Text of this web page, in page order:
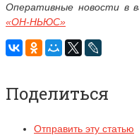
Оперативные новости в
«ОН-НЬЮС»
Поделиться
Отправить эту статью